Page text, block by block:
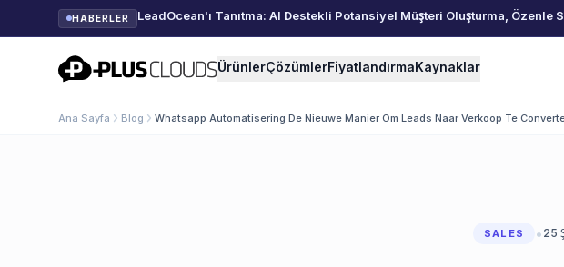
HABERLER LeadOcean'ı Tanıtma: AI Destekli Potansiyel Müşteri Oluşturma, Özenle
PlusClouds ÜrünlerÇözümlerFiyatlandırmaKaynaklar
Ana Sayfa Blog Whatsapp Automatisering De Nieuwe Manier Om Leads Naar Verkoop Te
SALES • 25